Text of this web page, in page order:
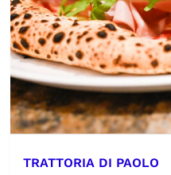
TRATTORIA DI PAOLO